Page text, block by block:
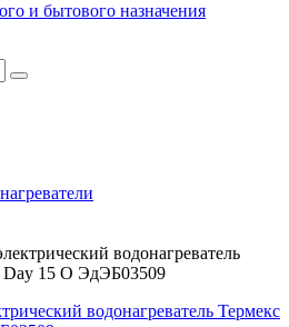
и бытового назначения
водонагреватель
15 O ЭдЭБ03509